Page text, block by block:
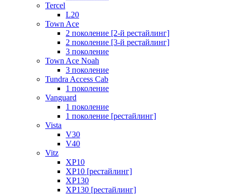
Tercel
L20
Town Ace
2 поколение [2-й рестайлинг]
2 поколение [3-й рестайлинг]
3 поколение
Town Ace Noah
3 поколение
Tundra Access Cab
1 поколение
Vanguard
1 поколение
1 поколение [рестайлинг]
Vista
V30
V40
Vitz
XP10
XP10 [рестайлинг]
XP130
XP130 [рестайлинг]